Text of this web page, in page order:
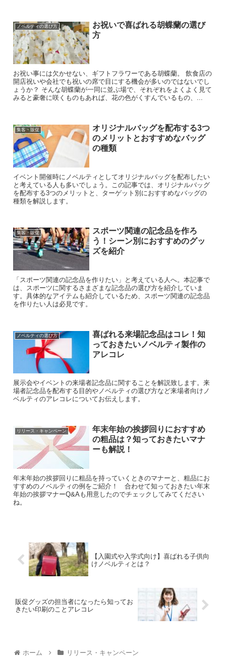
ノベルティの選び方
お祝いで喜ばれる胡蝶蘭の選び
方
お祝い事には欠かせない、ギフトフラワーである胡蝶蘭。 飲食店の
開店祝いや会社でも祝いの席で目にする機会が多いのではないでし
ょうか？ そんな胡蝶蘭が一同に並ぶ場で、それぞれをよくよく見て
みると豪奢に咲くものもあれば、花の色がくすんでいるもの、...
集客・販促
オリジナルバッグを配布する3つ
のメリットとおすすめなバッグ
の種類
イベント開催時にノベルティとしてオリジナルバッグを配布したい
と考えている人も多いでしょう。この記事では、オリジナルバッグ
を配布する3つのメリットと、ターゲット別におすすめなバッグの
種類を解説します。
集客・販促
スポーツ関連の記念品を作ろ
う！シーン別におすすめのグッ
ズを紹介
「スポーツ関連の記念品を作りたい」と考えている人へ。本記事で
は、スポーツに関するさまざまな記念品の選び方を紹介していま
す。具体的なアイテムも紹介しているため、スポーツ関連の記念品
を作りたい人は必見です。
ノベルティの選び方
喜ばれる来場記念品はコレ！知
っておきたいノベルティ製作の
アレコレ
展示会やイベントの来場者記念品に関することを解説致します。来
場者記念品を配布する目的やノベルティの選び方など来場者向けノ
ベルティのアレコレについてお伝えします。
リリース・キャンペーン
年末年始の挨拶回りにおすすめ
の粗品は？知っておきたいマナ
ーも解説！
年末年始の挨拶回りに粗品を持っていくときのマナーと、粗品にお
すすめのノベルティの例をご紹介！ 合わせて知っておきたい年末
年始の挨拶マナーQ&Aも用意したのでチェックしてみてください
ね。
【入園式や入学式向け】喜ばれる子供向
けノベルティとは？
販促グッズの担当者になったら知ってお
きたい印刷のことアレコレ
ホーム リリース・キャンペーン